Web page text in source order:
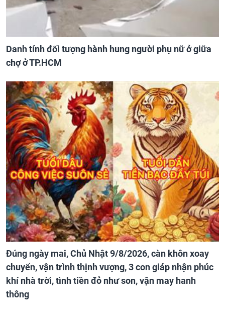
Danh tính đối tượng hành hung người phụ nữ ở giữa
chợ ở TP.HCM
Đúng ngày mai, Chủ Nhật 9/8/2026, càn khôn xoay
chuyển, vận trình thịnh vượng, 3 con giáp nhận phúc
khí nhà trời, tình tiền đỏ như son, vận may hanh
thông